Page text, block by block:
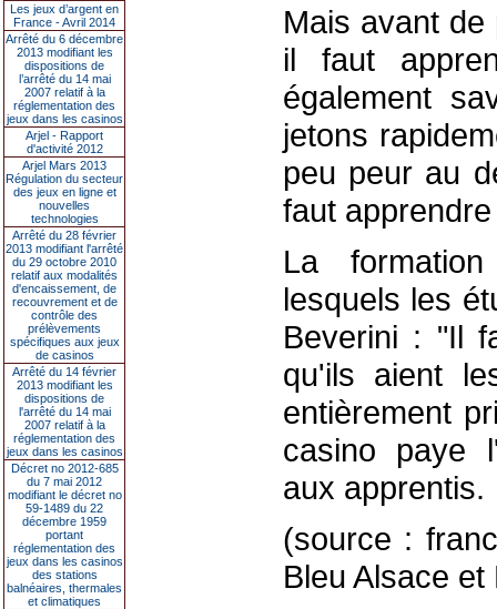
Les jeux d’argent en
France - Avril 2014
Arrêté du 6 décembre
2013 modifiant les
dispositions de
l’arrêté du 14 mai
2007 relatif à la
réglementation des
jeux dans les casinos
Arjel - Rapport
d'activité 2012
Arjel Mars 2013
Régulation du secteur
des jeux en ligne et
nouvelles
technologies
Arrêté du 28 février
2013 modifiant l'arrêté
du 29 octobre 2010
relatif aux modalités
d'encaissement, de
recouvrement et de
contrôle des
prélèvements
spécifiques aux jeux
de casinos
Arrêté du 14 février
2013 modifiant les
dispositions de
l'arrêté du 14 mai
2007 relatif à la
réglementation des
jeux dans les casinos
Décret no 2012-685
du 7 mai 2012
modifiant le décret no
59-1489 du 22
décembre 1959
portant
réglementation des
jeux dans les casinos
des stations
balnéaires, thermales
et climatiques
Mais avant
il faut
également
jetons
peu peur au
faut
La
lesquels les
Beverini : "Il
qu'ils aient
entièrement
casino paye
aux apprentis.
(source :
Bleu Alsace